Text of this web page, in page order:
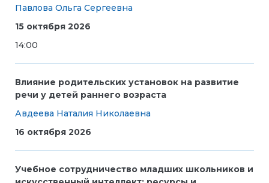
Павлова Ольга Сергеевна
15 октября 2026
14:00
Влияние родительских установок на развитие
речи у детей раннего возраста
Авдеева Наталия Николаевна
16 октября 2026
Учебное сотрудничество младших школьников и